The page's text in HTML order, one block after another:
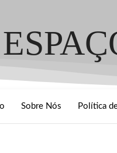
Sobre Nós Política